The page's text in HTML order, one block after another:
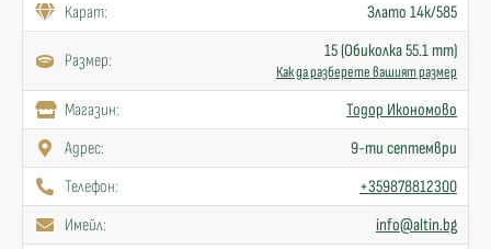
Карат:
Злато 14к/585
Размер: 15 (Обиколка 55.1 mm)
Как да разберете вашият размер
Mагазин:
Тодор Икономово
Адрес:
9-ти септември
Телефон:
+359878812300
Имейл:
info@altin.bg